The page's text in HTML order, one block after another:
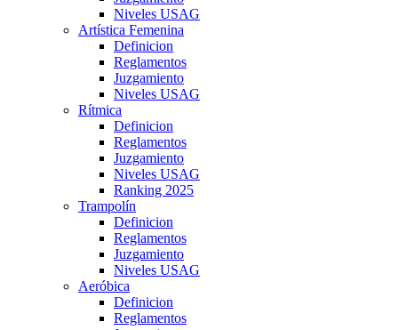
Niveles USAG
Artística Femenina
Definicion
Reglamentos
Juzgamiento
Niveles USAG
Rítmica
Definicion
Reglamentos
Juzgamiento
Niveles USAG
Ranking 2025
Trampolín
Definicion
Reglamentos
Juzgamiento
Niveles USAG
Aeróbica
Definicion
Reglamentos